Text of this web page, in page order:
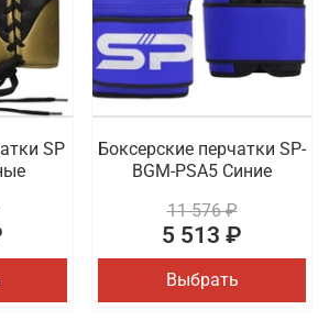
SP
Боксерские перчатки SP-
BGM-PSA5 Синие
11 576 ₽
5 513 ₽
Выбрать